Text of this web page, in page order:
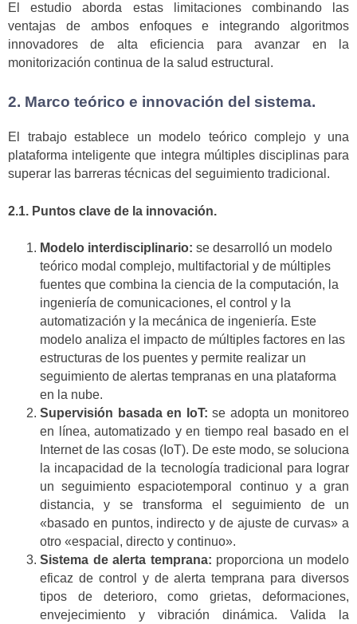
El estudio aborda estas limitaciones combinando las
ventajas de ambos enfoques e integrando algoritmos
innovadores de alta eficiencia para avanzar en la
monitorización continua de la salud estructural.
2. Marco teórico e innovación del sistema.
El trabajo establece un modelo teórico complejo y una
plataforma inteligente que integra múltiples disciplinas para
superar las barreras técnicas del seguimiento tradicional.
2.1. Puntos clave de la innovación.
Modelo interdisciplinario: se desarrolló un modelo
teórico modal complejo, multifactorial y de múltiples
fuentes que combina la ciencia de la computación, la
ingeniería de comunicaciones, el control y la
automatización y la mecánica de ingeniería. Este
modelo analiza el impacto de múltiples factores en las
estructuras de los puentes y permite realizar un
seguimiento de alertas tempranas en una plataforma
en la nube.
Supervisión basada en IoT: se adopta un monitoreo
en línea, automatizado y en tiempo real basado en el
Internet de las cosas (IoT). De este modo, se soluciona
la incapacidad de la tecnología tradicional para lograr
un seguimiento espaciotemporal continuo y a gran
distancia, y se transforma el seguimiento de un
«basado en puntos, indirecto y de ajuste de curvas» a
otro «espacial, directo y continuo».
Sistema de alerta temprana: proporciona un modelo
eficaz de control y de alerta temprana para diversos
tipos de deterioro, como grietas, deformaciones,
envejecimiento y vibración dinámica. Valida la